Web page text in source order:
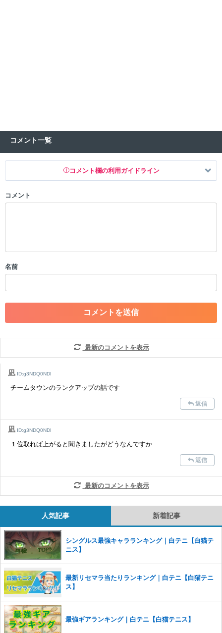
コメント一覧
コメント欄の利用ガイドライン
以下の書き込みを禁止とし、場合によってはコメント削除や書き込み制
・一度削除された投稿を再び投稿すること
・アカウントの売買など金銭が絡む内容の投稿
・各ゲームのネタバレを含む内容の投稿
・その他、管理者が不適切と判断した投稿
コメントの削除を申請する※投稿内容を確認後、順次対応さ
せていただきます。ご了承ください。
さい。
また、過度な利用規約の違反や、弊社に損害の及ぶ内容の書き込みがあ
コメント
名前
最新のコメントを表示
凪 ID:g3NDQ0NDI
チームタウンのランクアップの話です
返信
凪 ID:g3NDQ0NDI
１位取れば上がると聞きましたがどうなんですか
返信
最新のコメントを表示
人気記事 新着記事
シングルス最強キャラランキング｜白テニ【白猫テ
ニス】
最新リセマラ当たりランキング｜白テニ【白猫テニ
ス】
最強ギアランキング｜白テニ【白猫テニス】